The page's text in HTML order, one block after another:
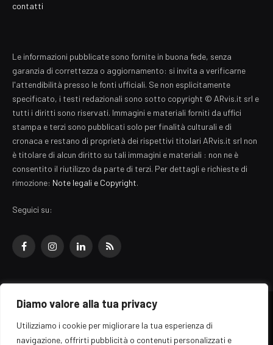
Diamo valore alla tua privacy
Utilizziamo i cookie per migliorare la tua esperienza di
navigazione, offrirti pubblicità o contenuti personalizzati e
contatti
Le informazioni pubblicate sono fornite in buona fede, senza
garanzia di correttezza o aggiornamento: si invita a verificarne
l'attendibilità presso le fonti ufficiali. Se non esplicitamente
specificato, i testi redazionali sono sotto copyright © ARvis.it srl e
tutti i diritti sono riservati. Immagini e materiali forniti da uffici
stampa e terzi sono pubblicati solo per finalità culturali e di
cronaca e restano di proprietà dei rispettivi titolari ARvis.it srl non
è titolare di alcun diritto su tali immagini e materiali : non ne è
consentito il riutilizzo da parte di terzi. Per dettagli e richieste di
rimozione: Note legali e Copyright.
Seguici su:
FacebookInstagramLinkedInRSS
© 2026 EZ Rome Designed by ARvis.it
Il portale EZ Rome e' una testata giornalistica di carattere generalista